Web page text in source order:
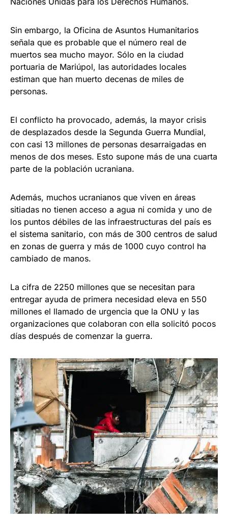
Sin embargo, la Oficina de Asuntos Humanitarios
señala que es probable que el número real de
muertos sea mucho mayor. Sólo en la ciudad
portuaria de Mariúpol, las autoridades locales
estiman que han muerto decenas de miles de
personas.
El conflicto ha provocado, además, la mayor crisis
de desplazados desde la Segunda Guerra Mundial,
con casi 13 millones de personas desarraigadas en
menos de dos meses. Esto supone más de una cuarta
parte de la población ucraniana.
Además, muchos ucranianos que viven en áreas
sitiadas no tienen acceso a agua ni comida y uno de
los puntos débiles de las infraestructuras del país es
el sistema sanitario, con más de 300 centros de salud
en zonas de guerra y más de 1000 cuyo control ha
cambiado de manos.
La cifra de 2250 millones que se necesitan para
entregar ayuda de primera necesidad eleva en 550
millones el llamado de urgencia que la ONU y las
organizaciones que colaboran con ella solicitó pocos
días después de comenzar la guerra.